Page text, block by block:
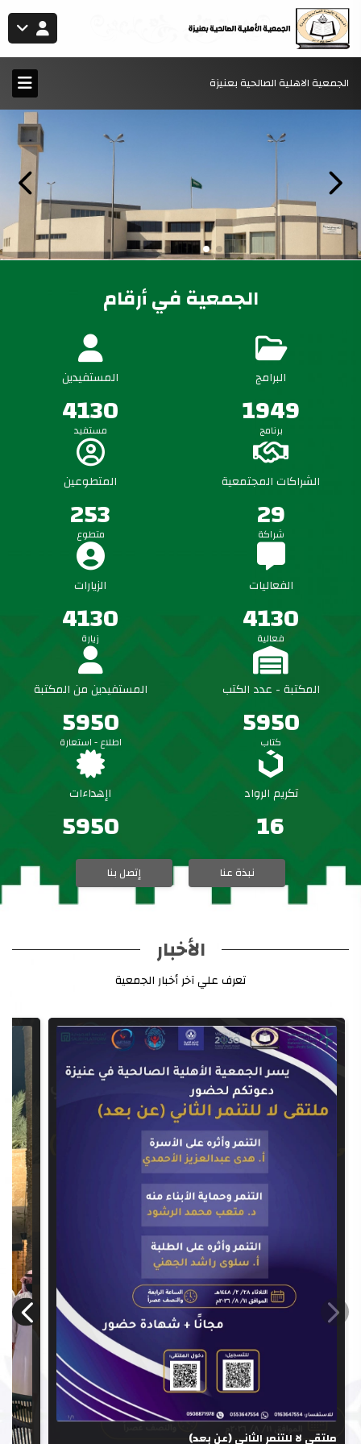
الجمعية الاهلية الصالحية بعنيزة
الجمعية في أرقام
البرامج
1949
برنامج
المستفيدين
5450
مستفيد
الشراكات المجتمعية
29
شراكة
المتطوعين
253
متطوع
الفعاليات
5450
فعالية
الزيارات
5450
زيارة
المكتبة - عدد الكتب
7270
كتاب
المستفيدين من المكتبة
7270
اطلاع - استعارة
تكريم الرواد
16
اإهداءات
7260
نبذة عنا إتصل بنا
الأخبار
تعرف علي آخر أخبار الجمعية
ملتقى لا للتنمر الثاني (عن بعد)